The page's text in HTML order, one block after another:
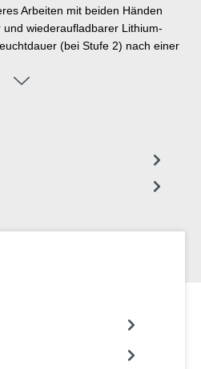
Arbeiten mit beiden Händen
wiederaufladbarer Lithium-
(bei Stufe 2) nach einer
IP65 I kompatibel für viele